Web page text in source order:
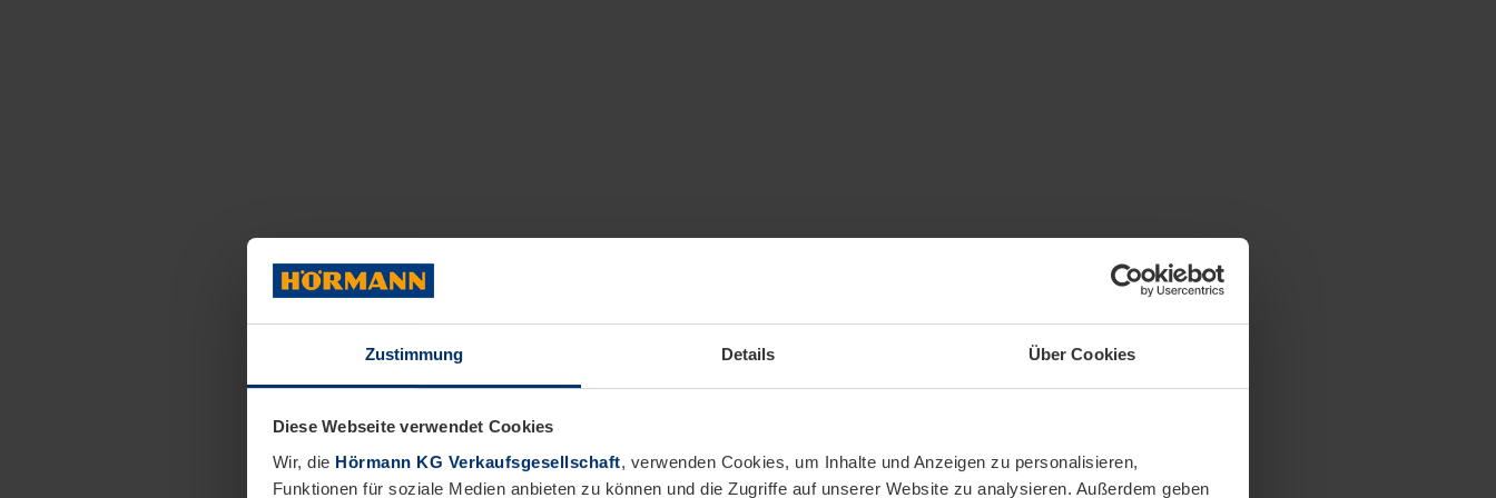
Zustimmung Details Über Cookies
Diese Webseite verwendet Cookies
Wir, die Hörmann KG Verkaufsgesellschaft, verwenden Cookies, um Inhalte und Anzeigen zu personalisieren,
Funktionen für soziale Medien anbieten zu können und die Zugriffe auf unserer Website zu analysieren. Außerdem geben